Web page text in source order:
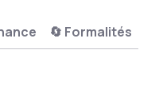
🔄 Formalités